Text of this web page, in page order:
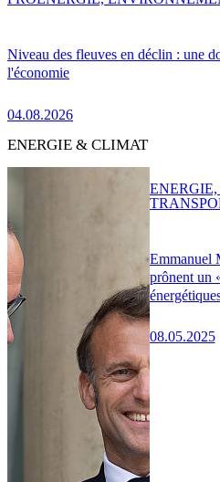
Niveau des fleuves en déclin : une
l'économie
04.08.2026
ENERGIE & CLIMAT
Emmanuel
prônent un
08.05.2025